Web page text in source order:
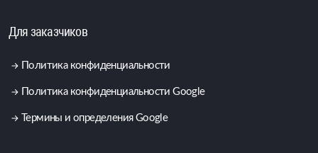
Для заказчиков
Политика конфиденциальности
Политика конфиденциальности Google
Термины и определения Google